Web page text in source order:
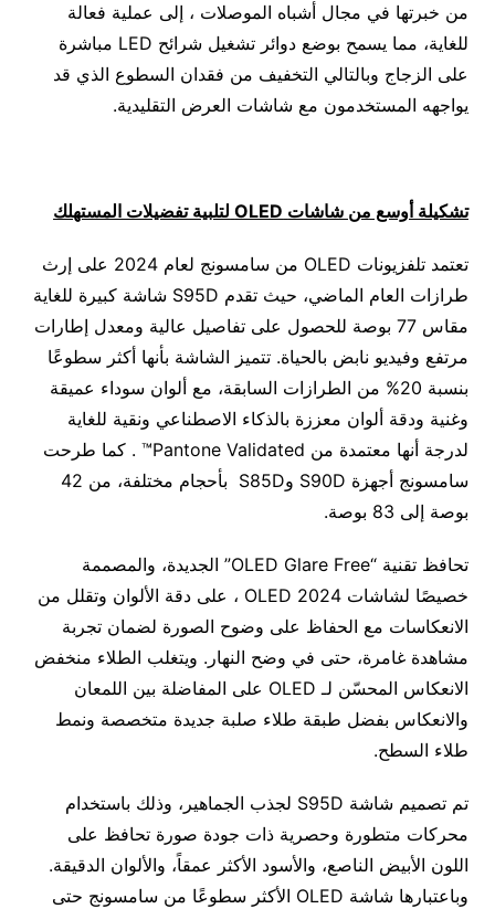
من خبرتها في مجال أشباه الموصلات ، إلى عملية فعالة
للغاية، مما يسمح بوضع دوائر تشغيل شرائح LED مباشرة
على الزجاج وبالتالي التخفيف من فقدان السطوع الذي قد
يواجهه المستخدمون مع شاشات العرض التقليدية.
تشكيلة أوسع من شاشات لتلبية تفضيلات المستهلك
تعتمد تلفزيونات OLED من سامسونج لعام 2024 على إرث
طرازات العام الماضي، حيث تقدم S95D شاشة كبيرة للغاية
مقاس 77 بوصة للحصول على تفاصيل عالية ومعدل إطارات
مرتفع وفيديو نابض بالحياة. تتميز الشاشة بأنها أكثر سطوعًا
بنسبة 20% من الطرازات السابقة، مع ألوان سوداء عميقة
وغنية ودقة ألوان معززة بالذكاء الاصطناعي ونقية للغاية
لدرجة أنها معتمدة من Pantone Validated™ . كما طرحت
سامسونج أجهزة S90D وS85D بأحجام مختلفة، من 42
بوصة إلى 83 بوصة.
تحافظ تقنية “OLED Glare Free” الجديدة، والمصممة
خصيصًا لشاشات OLED 2024 ، على دقة الألوان وتقلل من
الانعكاسات مع الحفاظ على وضوح الصورة لضمان تجربة
مشاهدة غامرة، حتى في وضح النهار. ويتغلب الطلاء منخفض
الانعكاس المحسّن لـ OLED على المفاضلة بين اللمعان
والانعكاس بفضل طبقة طلاء صلبة جديدة متخصصة ونمط
طلاء السطح.
تم تصميم شاشة S95D لجذب الجماهير، وذلك باستخدام
محركات متطورة وحصرية ذات جودة صورة تحافظ على
اللون الأبيض الناصع، والأسود الأكثر عمقاً، والألوان الدقيقة.
وباعتبارها شاشة OLED الأكثر سطوعًا من سامسونج حتى